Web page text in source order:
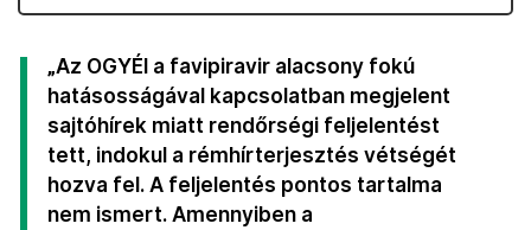
„Az OGYÉI a favipiravir alacsony fokú
hatásosságával kapcsolatban megjelent
sajtóhírek miatt rendőrségi feljelentést
tett, indokul a rémhírterjesztés vétségét
hozva fel. A feljelentés pontos tartalma
nem ismert. Amennyiben a